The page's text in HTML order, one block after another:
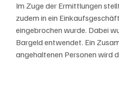
Im Zuge der Ermittlungen
zudem in ein
eingebrochen wurde. Dabei
Bargeld entwendet. Ein
angehaltenen Personen wird